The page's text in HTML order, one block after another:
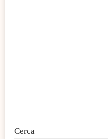
Cerca